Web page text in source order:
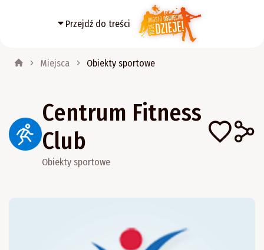
Przejdź do treści
Miejsca Obiekty sportowe
Centrum Fitness
Club
Obiekty sportowe